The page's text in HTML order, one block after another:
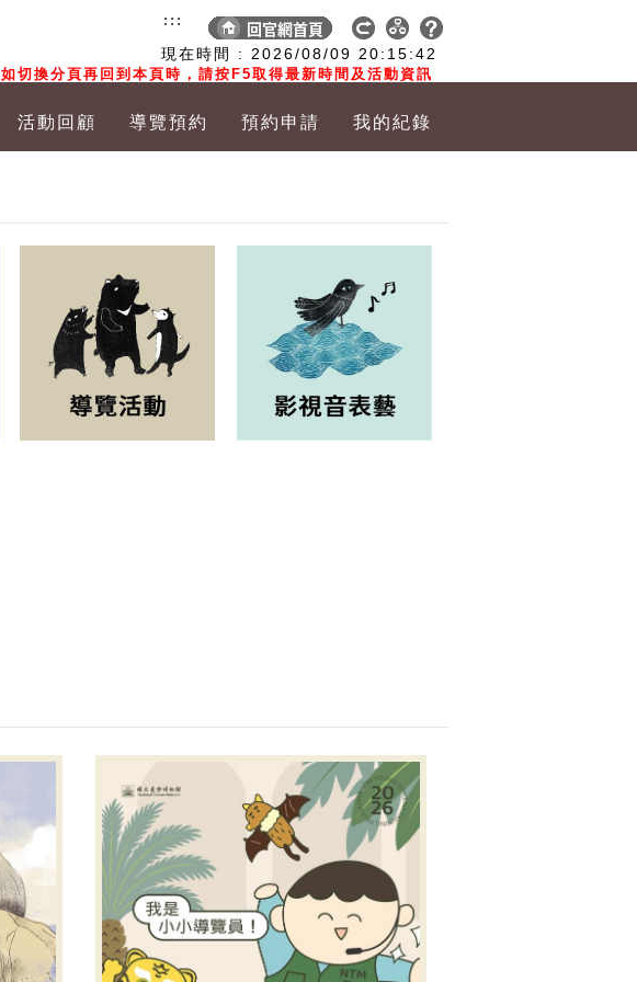
現在時間 : 2026/08/09 20:15:43
如切換分頁再回到本頁時，請按F5取得最新時間及活動資訊
:::
活動回顧 導覽預約 預約申請 我的紀錄